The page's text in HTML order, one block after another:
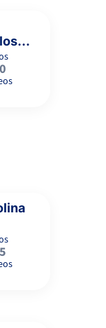
Marta Gayoso De los Rios